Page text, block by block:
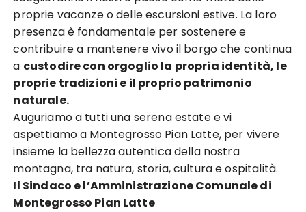
proprie vacanze o delle escursioni estive. La loro
presenza è fondamentale per sostenere e
contribuire a mantenere vivo il borgo che continua
a custodire con orgoglio la propria identità, le
proprie tradizioni e il proprio patrimonio
naturale.
Auguriamo a tutti una serena estate e vi
aspettiamo a Montegrosso Pian Latte, per vivere
insieme la bellezza autentica della nostra
montagna, tra natura, storia, cultura e ospitalità.
Il Sindaco e l’Amministrazione Comunale di
Montegrosso Pian Latte